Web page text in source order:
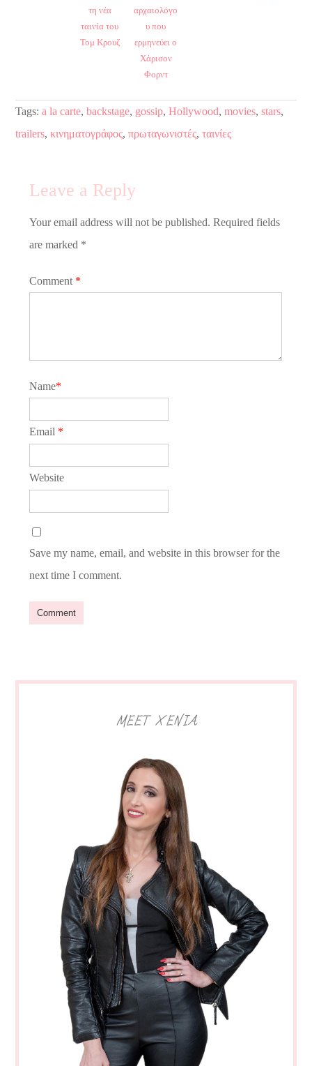
τη νέα
ταινία του
Τομ Κρουζ
αρχαιολόγο
υ που
ερμηνεύει ο
Χάρισον
Φορντ
Tags:a la carte,backstage, gossip,Hollywood,movies,stars,
trailers,κινηματογράφος,πρωταγωνιστές,ταινίες
Leave a Reply
Your email address will not be published. Required fields
are marked *
Comment *
Name*
Email *
Website
Save my name, email, and website in this browser for the
next time I comment.
MEET XENIA